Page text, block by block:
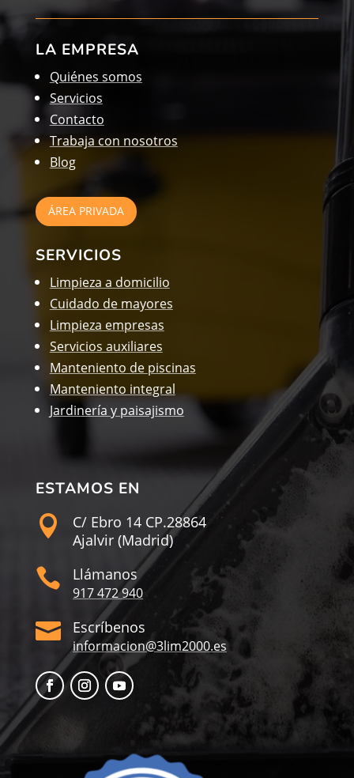
LA EMPRESA
Quiénes somos
Servicios
Contacto
Trabaja con nosotros
Blog
ÁREA PRIVADA
SERVICIOS
Limpieza a domicilio
Cuidado de mayores
Limpieza empresas
Servicios auxiliares
Manteniento de piscinas
Manteniento integral
Jardinería y paisajismo
ESTAMOS EN

C/ Ebro 14 CP.28864
Ajalvir (Madrid)
 Llámanos
917 472 940
 Escríbenos
informacion@3lim2000.es